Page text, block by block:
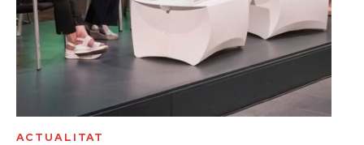
ACTUALITAT